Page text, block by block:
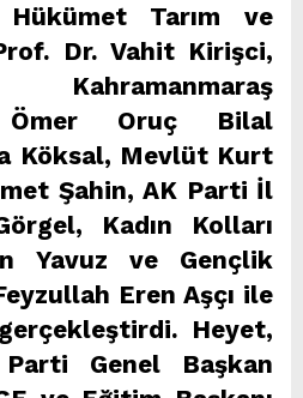
Hükümet Tarım ve
Dr. Vahit Kirişci,
Ömer Oruç Bilal
Köksal, Mevlüt Kurt
Şahin, AK Parti İl
Kadın Kolları
Yavuz ve Gençlik
Eren Aşçı ile
Heyet,
Genel Başkan